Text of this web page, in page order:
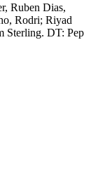
Ruben Dias,
Rodri; Riyad
Sterling. DT: Pep